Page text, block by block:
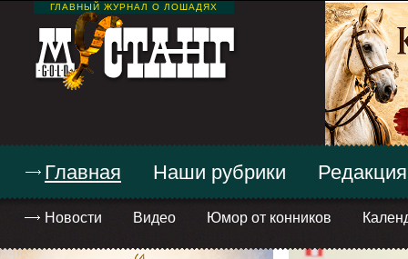
ГЛАВНЫЙ ЖУРНАЛ О ЛОШАДЯХ
Главная
Новости Видео Юмор от конников
Наши рубрики Редакция